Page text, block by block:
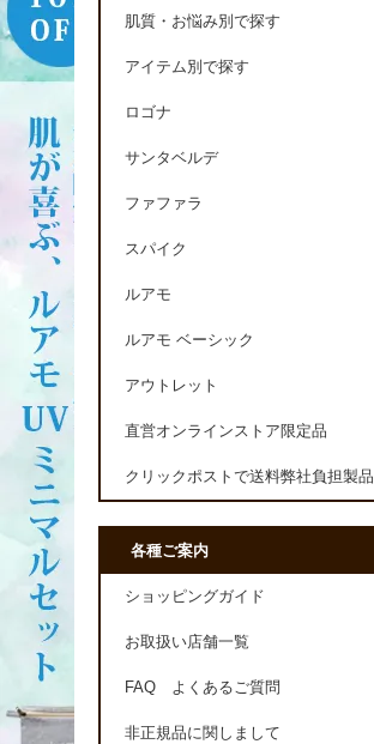
肌質・お悩み別で探す
アイテム別で探す
ロゴナ
サンタベルデ
ファファラ
スパイク
ルアモ
ルアモ ベーシック
アウトレット
直営オンラインストア限定品
クリックポストで送料弊社負担製品
各種ご案内
ショッピングガイド
お取扱い店舗一覧
FAQ よくあるご質問
非正規品に関しまして